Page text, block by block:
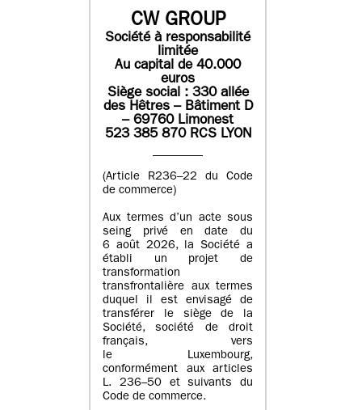
CW GROUP
Société à responsabilité
limitée
Au capital de 40.000
euros
Siège social : 330 allée
des Hêtres – Bâtiment D
– 69760 Limonest
523 385 870 RCS LYON
(Article R236–22 du Code
de commerce)
Aux termes d’un acte sous
seing privé en date du
6 août 2026, la Société a
établi un projet de
transformation
transfrontalière aux termes
duquel il est envisagé de
transférer le siège de la
Société, société de droit
français, vers
le Luxembourg,
conformément aux articles
L. 236–50 et suivants du
Code de commerce.